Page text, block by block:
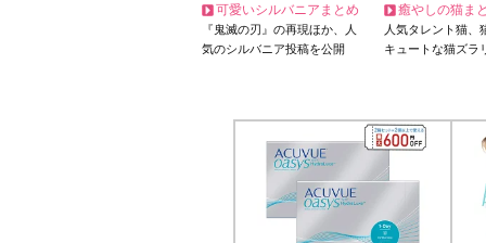
可愛いシルバニアまとめ
『鬼滅の刃』の再現ほか、人
気のシルバニア投稿を公開
癒やしの猫ま
人気タレント猫
キュートな猫ズラ